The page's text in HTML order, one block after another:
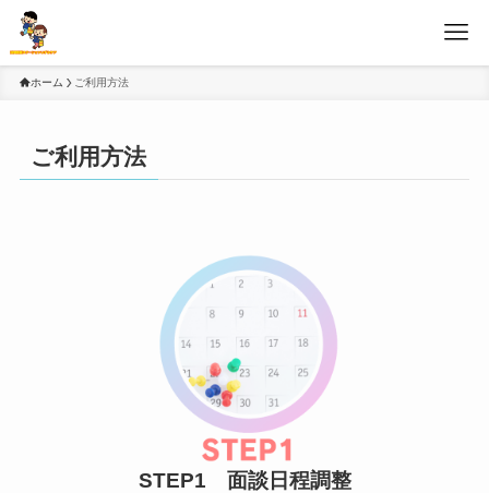
ホーム ご利用方法
ご利用方法
STEP1 面談日程調整